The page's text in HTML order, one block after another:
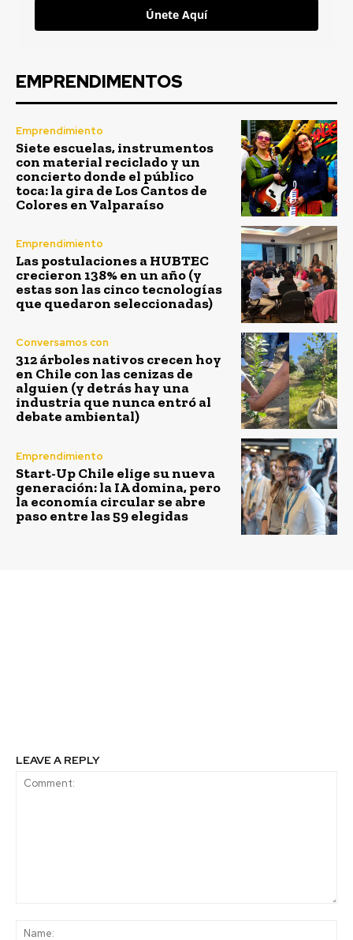
Únete Aquí
EMPRENDIMENTOS
Emprendimiento
Siete escuelas, instrumentos
con material reciclado y un
concierto donde el público
toca: la gira de Los Cantos de
Colores en Valparaíso
Emprendimiento
Las postulaciones a HUBTEC
crecieron 138% en un año (y
estas son las cinco tecnologías
que quedaron seleccionadas)
Conversamos con
312 árboles nativos crecen hoy
en Chile con las cenizas de
alguien (y detrás hay una
industria que nunca entró al
debate ambiental)
Emprendimiento
Start-Up Chile elige su nueva
generación: la IA domina, pero
la economía circular se abre
paso entre las 59 elegidas
LEAVE A REPLY